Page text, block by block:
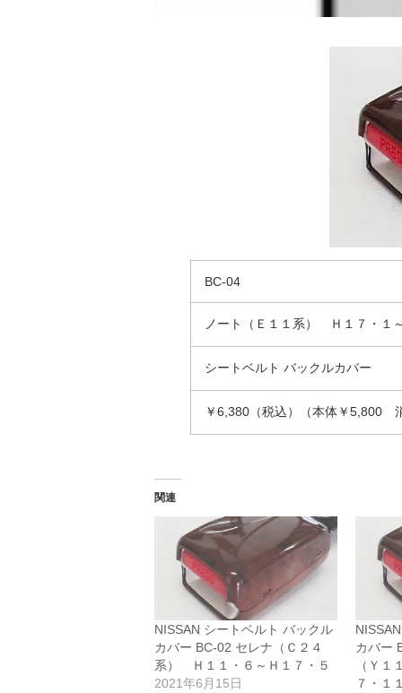
BC-04
ノート（Ｅ１１系） Ｈ１７・１
シートベルト バックルカバー
￥6,380（税込）（本体￥5,800
関連
NISSAN シートベルト バックル
カバー BC-02 セレナ（Ｃ２４
系） Ｈ１１・６～Ｈ１７・５
2021年6月15日
カバー
（Ｙ１
７・１